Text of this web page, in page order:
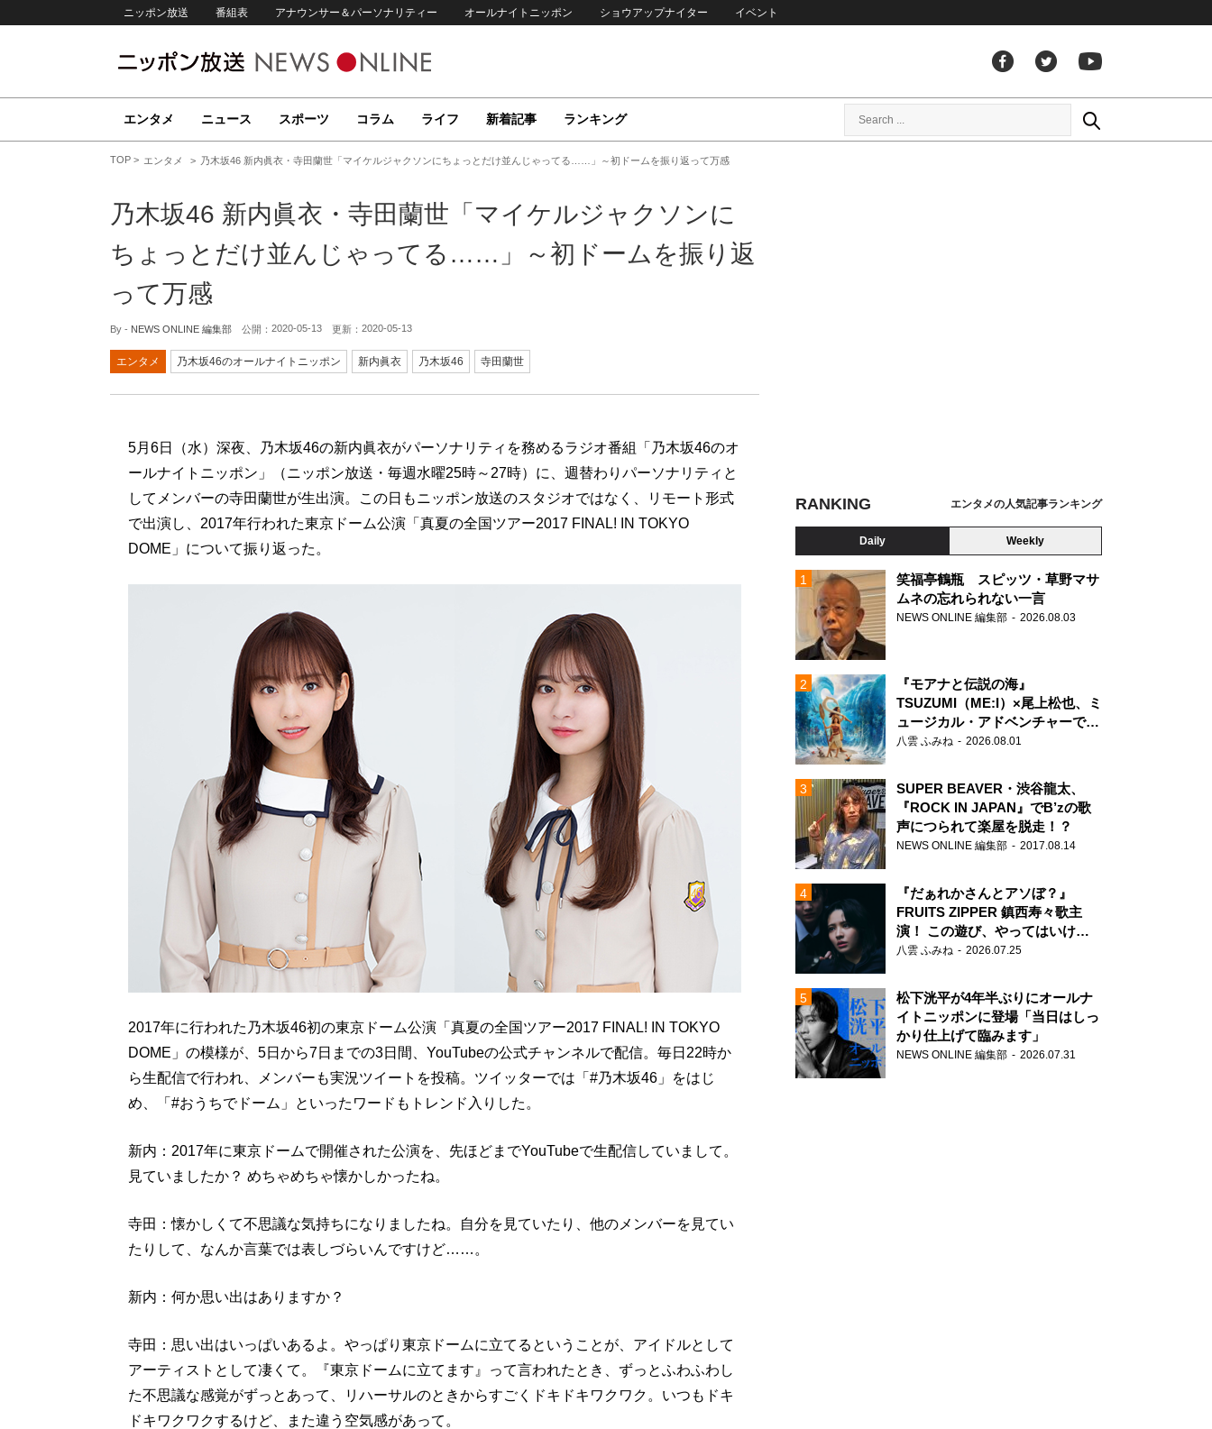
ニッポン放送 番組表 アナウンサー＆パーソナリティー オールナイトニッポン ショウアップナイター イベント
エンタメ ニュース スポーツ コラム ライフ 新着記事 ランキング
TOP エンタメ 乃木坂46 新内眞衣・寺田蘭世「マイケルジャクソンにちょっとだけ並んじゃってる……」～初ドームを振り返って万感
乃木坂46 新内眞衣・寺田蘭世「マイケルジャクソンに
ちょっとだけ並んじゃってる……」～初ドームを振り返
って万感
By - NEWS ONLINE 編集部 公開： 2020-05-13 更新： 2020-05-13
エンタメ 乃木坂46のオールナイトニッポン 新内眞衣 乃木坂46 寺田蘭世
5月6日（水）深夜、乃木坂46の新内眞衣がパーソナリティを務めるラジオ番組「乃木坂46のオ
ールナイトニッポン」（ニッポン放送・毎週水曜25時～27時）に、週替わりパーソナリティと
してメンバーの寺田蘭世が生出演。この日もニッポン放送のスタジオではなく、リモート形式
で出演し、2017年行われた東京ドーム公演「真夏の全国ツアー2017 FINAL! IN TOKYO
DOME」について振り返った。
2017年に行われた乃木坂46初の東京ドーム公演「真夏の全国ツアー2017 FINAL! IN TOKYO
DOME」の模様が、5日から7日までの3日間、YouTubeの公式チャンネルで配信。毎日22時か
ら生配信で行われ、メンバーも実況ツイートを投稿。ツイッターでは「#乃木坂46」をはじ
め、「#おうちでドーム」といったワードもトレンド入りした。
新内：2017年に東京ドームで開催された公演を、先ほどまでYouTubeで生配信していまして。
見ていましたか？ めちゃめちゃ懐かしかったね。
寺田：懐かしくて不思議な気持ちになりましたね。自分を見ていたり、他のメンバーを見てい
たりして、なんか言葉では表しづらいんですけど……。
新内：何か思い出はありますか？
寺田：思い出はいっぱいあるよ。やっぱり東京ドームに立てるということが、アイドルとして
アーティストとして凄くて。『東京ドームに立てます』って言われたとき、ずっとふわふわし
た不思議な感覚がずっとあって、リハーサルのときからすごくドキドキワクワク。いつもドキ
ドキワクワクするけど、また違う空気感があって。
RANKING エンタメの人気記事ランキング
Daily Weekly
笑福亭鶴瓶 スピッツ・草野マサ
ムネの忘れられない一言
NEWS ONLINE 編集部 2026.08.03
『モアナと伝説の海』
TSUZUMI（ME:I）×尾上松也、ミ
ュージカル・アドベンチャーで美
声を響かせる
八雲 ふみね 2026.08.01
SUPER BEAVER・渋谷龍太、
『ROCK IN JAPAN』でB’zの歌
声につられて楽屋を脱走！？
NEWS ONLINE 編集部 2017.08.14
『だぁれかさんとアソぼ？』
FRUITS ZIPPER 鎮西寿々歌主
演！ この遊び、やってはいけま
せん。
八雲 ふみね 2026.07.25
松下洸平が4年半ぶりにオールナ
イトニッポンに登場「当日はしっ
かり仕上げて臨みます」
NEWS ONLINE 編集部 2026.07.31